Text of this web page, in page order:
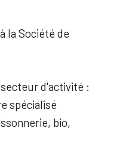
la Société de
d'activité :
spécialisé
bio,